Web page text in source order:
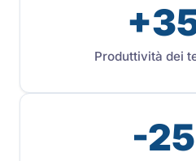
Produttività dei
-